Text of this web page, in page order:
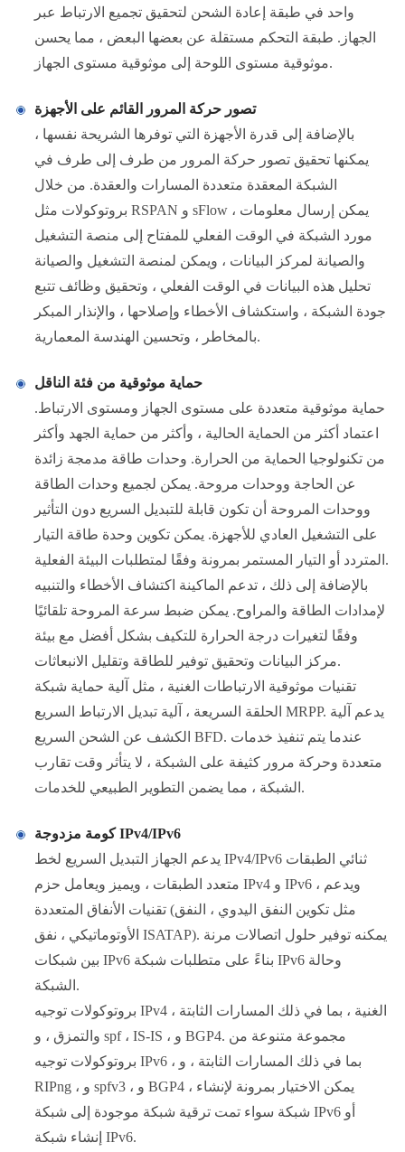
واحد في طبقة إعادة الشحن لتحقيق تجميع الارتباط عبر
الجهاز. طبقة التحكم مستقلة عن بعضها البعض ، مما يحسن
موثوقية مستوى اللوحة إلى موثوقية مستوى الجهاز.
تصور حركة المرور القائم على الأجهزة
بالإضافة إلى قدرة الأجهزة التي توفرها الشريحة نفسها ،
يمكنها تحقيق تصور حركة المرور من طرف إلى طرف في
الشبكة المعقدة متعددة المسارات والعقدة. من خلال
بروتوكولات مثل RSPAN و sFlow ، يمكن إرسال معلومات
مورد الشبكة في الوقت الفعلي للمفتاح إلى منصة التشغيل
والصيانة لمركز البيانات ، ويمكن لمنصة التشغيل والصيانة
تحليل هذه البيانات في الوقت الفعلي ، وتحقيق وظائف تتبع
جودة الشبكة ، واستكشاف الأخطاء وإصلاحها ، والإنذار المبكر
بالمخاطر ، وتحسين الهندسة المعمارية.
حماية موثوقية من فئة الناقل
حماية موثوقية متعددة على مستوى الجهاز ومستوى الارتباط.
اعتماد أكثر من الحماية الحالية ، وأكثر من حماية الجهد وأكثر
من تكنولوجيا الحماية من الحرارة. وحدات طاقة مدمجة زائدة
عن الحاجة ووحدات مروحة. يمكن لجميع وحدات الطاقة
ووحدات المروحة أن تكون قابلة للتبديل السريع دون التأثير
على التشغيل العادي للأجهزة. يمكن تكوين وحدة طاقة التيار
المتردد أو التيار المستمر بمرونة وفقًا لمتطلبات البيئة الفعلية.
بالإضافة إلى ذلك ، تدعم الماكينة اكتشاف الأخطاء والتنبيه
لإمدادات الطاقة والمراوح. يمكن ضبط سرعة المروحة تلقائيًا
وفقًا لتغيرات درجة الحرارة للتكيف بشكل أفضل مع بيئة
مركز البيانات وتحقيق توفير للطاقة وتقليل الانبعاثات.
تقنيات موثوقية الارتباطات الغنية ، مثل آلية حماية شبكة
الحلقة السريعة ، آلية تبديل الارتباط السريع MRPP. يدعم آلية
الكشف عن الشحن السريع BFD. عندما يتم تنفيذ خدمات
متعددة وحركة مرور كثيفة على الشبكة ، لا يتأثر وقت تقارب
الشبكة ، مما يضمن التطوير الطبيعي للخدمات.
كومة مزدوجة IPv4/IPv6
يدعم الجهاز التبديل السريع لخط IPv4/IPv6 ثنائي الطبقات
متعدد الطبقات ، ويميز ويعامل حزم IPv4 و IPv6 ، ويدعم
تقنيات الأنفاق المتعددة (مثل تكوين النفق اليدوي ، النفق
الأوتوماتيكي ، نفق ISATAP). يمكنه توفير حلول اتصالات مرنة
بين شبكات IPv6 بناءً على متطلبات شبكة IPv6 وحالة
الشبكة.
بروتوكولات توجيه IPv4 الغنية ، بما في ذلك المسارات الثابتة ،
والتمزق ، و spf ، IS-IS ، و BGP4. مجموعة متنوعة من
بروتوكولات توجيه IPv6 ، بما في ذلك المسارات الثابتة ، و
RIPng ، و spfv3 ، و BGP4 ، يمكن الاختيار بمرونة لإنشاء
شبكة سواء تمت ترقية شبكة موجودة إلى شبكة IPv6 أو
إنشاء شبكة IPv6.